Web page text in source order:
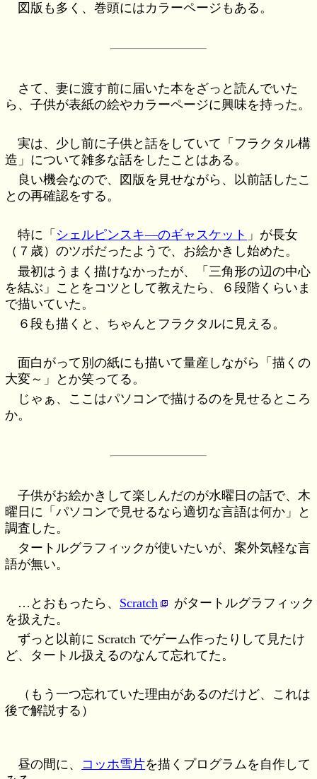
図版も多く、巻頭にはカラーページもある。
さて、妻に渡す前に届いた本をざっと読んでいた
ら、子供が表紙の絵やカラーページに興味を持った。
実は、少し前に子供と話をしていて「フラクタル構
造」について雑多な話をしたことはある。
良い機会なので、図版を見せながら、以前話したこ
との再確認をする。
特に「 シェルピンスキ―のギャスケット 」が長女
（７歳）のツボだったようで、お絵かきし始めた。
最初はうまく描けなかったが、「三角形の辺の中心
を結ぶ」ことをコツとして教えたら、６段階くらいま
で描いていた。
６段も描くと、ちゃんとフラクタルに見える。
面白がって別の紙にも描いて量産しながら「描くの
大変～」とか笑ってる。
じゃぁ、ここはパソコンで描けるのを見せるところ
か。
子供がお絵かきして楽しんだのが水曜日の話で、木
曜日に「パソコンで見せるなら適切な言語は何か」と
調査した。
タートルグラフィックが使いたいが、案外気軽な言
語が無い。
…とおもったら、 Scratch
がタートルグラフィック
を扱えた。
ずっと以前に Scratch でゲーム作ったりして見たけ
ど、タートル扱えるのなんて忘れてた。
（もう一つ忘れていた理由があるのだけど、これは
後で解説する）
昼の間に、 コッホ雪片を描くプログラムを自作して